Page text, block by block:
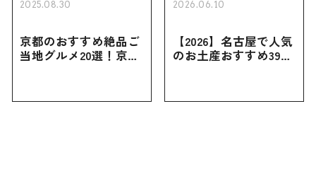
2025.08.30
京都のおすすめ絶品ご
当地グルメ20選！京都
2026.06.10
【2026】名古屋で人気
のお土産おすすめ39選
お土産・ばらまき用ま